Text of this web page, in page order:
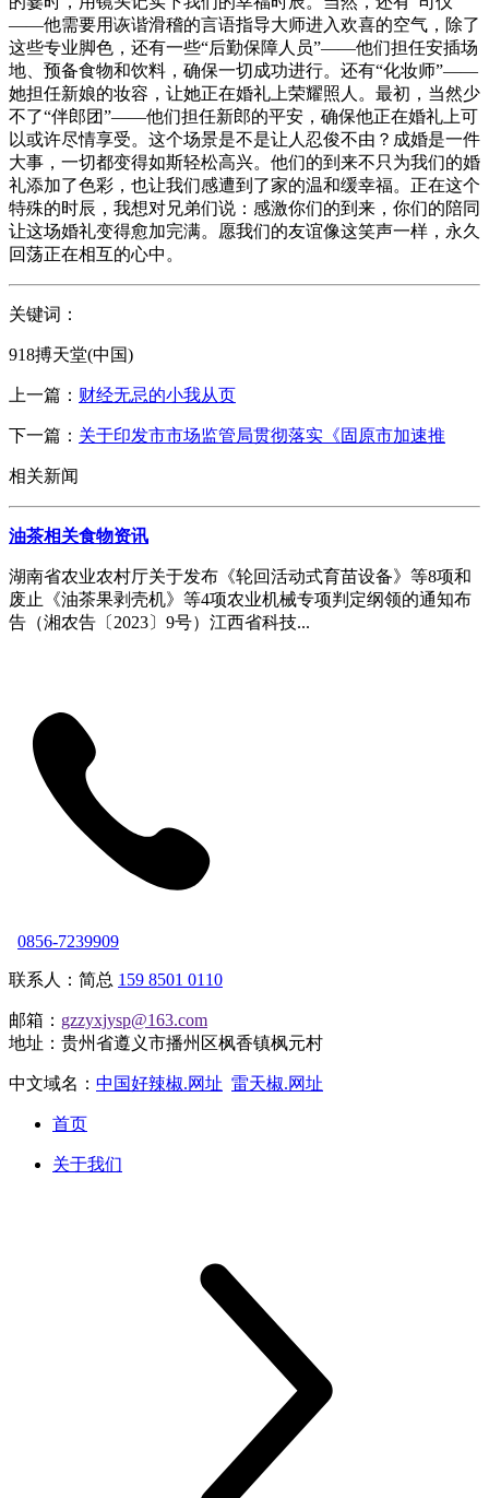
——他需要用诙谐滑稽的言语指导大师进入欢喜的空气，除了
这些专业脚色，还有一些“后勤保障人员”——他们担任安插场
地、预备食物和饮料，确保一切成功进行。还有“化妆师”——
她担任新娘的妆容，让她正在婚礼上荣耀照人。最初，当然少
不了“伴郎团”——他们担任新郎的平安，确保他正在婚礼上可
以或许尽情享受。这个场景是不是让人忍俊不由？成婚是一件
大事，一切都变得如斯轻松高兴。他们的到来不只为我们的婚
礼添加了色彩，也让我们感遭到了家的温和缓幸福。正在这个
特殊的时辰，我想对兄弟们说：感激你们的到来，你们的陪同
让这场婚礼变得愈加完满。愿我们的友谊像这笑声一样，永久
回荡正在相互的心中。
关键词：
918搏天堂(中国)
上一篇： 财经无忌的小我从页
下一篇： 关于印发市市场监管局贯彻落实《固原市加速推
相关新闻
油茶相关食物资讯
湖南省农业农村厅关于发布《轮回活动式育苗设备》等8项和
废止《油茶果剥壳机》等4项农业机械专项判定纲领的通知布
告（湘农告〔2023〕9号）江西省科技...
0856-7239909
联系人：简总 159 8501 0110
邮箱： gzzyxjysp@163.com
地址：贵州省遵义市播州区枫香镇枫元村
中文域名： 中国好辣椒.网址 雷天椒.网址
首页
关于我们